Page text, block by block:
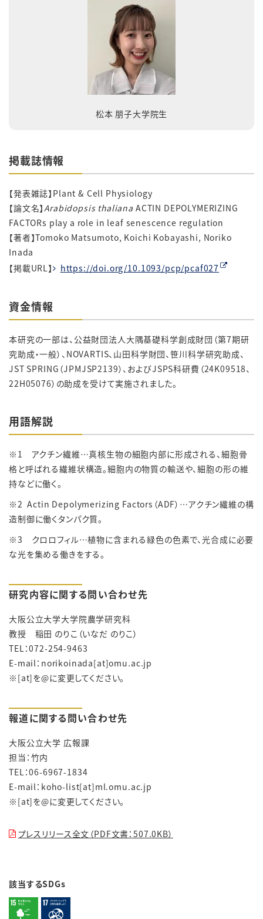
松本 朋子大学院生
掲載誌情報
【発表雑誌】Plant & Cell Physiology
【論文名】 Arabidopsis thaliana ACTIN DEPOLYMERIZING
FACTORs play a role in leaf senescence regulation
【著者】Tomoko Matsumoto, Koichi Kobayashi, Noriko
Inada
【掲載URL】
https://doi.org/10.1093/pcp/pcaf027
資金情報
本研究の一部は、公益財団法人大隅基礎科学創成財団（第7期研
究助成・一般）、NOVARTIS、山田科学財団、笹川科学研究助成、
JST SPRING（JPMJSP2139）、およびJSPS科研費（24K09518、
22H05076）の助成を受けて実施されました。
用語解説
※1 アクチン繊維…真核生物の細胞内部に形成される、細胞骨
格と呼ばれる繊維状構造。細胞内の物質の輸送や、細胞の形の維
持などに働く。
※2 Actin Depolymerizing Factors（ADF）…アクチン繊維の構
造制御に働くタンパク質。
※3 クロロフィル…植物に含まれる緑色の色素で、光合成に必要
な光を集める働きをする。
研究内容に関する問い合わせ先
大阪公立大学大学院農学研究科
教授 稲田 のりこ（いなだ のりこ）
TEL：072-254-9463
E-mail：norikoinada[at]omu.ac.jp
※[at]を@に変更してください。
報道に関する問い合わせ先
大阪公立大学 広報課
担当：竹内
TEL：06-6967-1834
E-mail：koho-list[at]ml.omu.ac.jp
※[at]を@に変更してください。
プレスリリース全文（PDF文書：507.0KB）
該当するSDGs